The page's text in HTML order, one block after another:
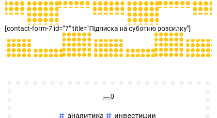
[contact-form-7 id="7" title="Підписка на суботню розсилку"]
0
аналитика инвестиции